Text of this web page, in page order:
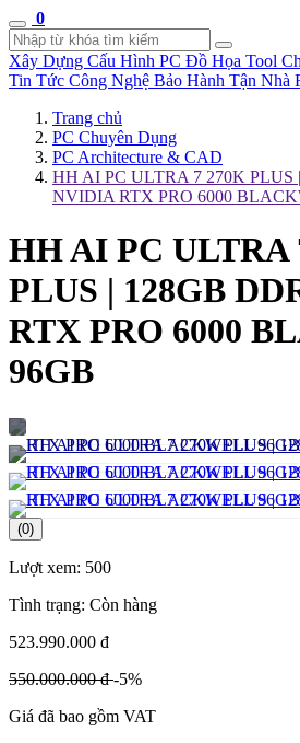
0
Xây Dựng Cấu Hình PC Đồ Họa Tool
Tin Tức Công Nghệ Bảo Hành Tận Nhà
Trang chủ
PC Chuyên Dụng
PC Architecture & CAD
HH AI PC ULTRA 7 270K PLUS
NVIDIA RTX PRO 6000
HH AI PC ULTRA
PLUS | 128GB
RTX PRO 6000
96GB
(0)
Lượt xem: 500
Tình trạng: Còn hàng
523.990.000 đ
550.000.000 đ-5%
Giá đã bao gồm VAT